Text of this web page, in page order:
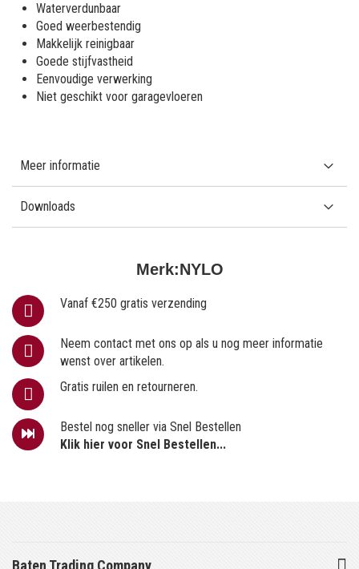
Merk:NYLO
Vanaf €250 gratis verzending
Neem contact met ons op als u nog meer informatie
wenst over artikelen.
Gratis ruilen en retourneren.
Bestel nog sneller via Snel Bestellen
Klik hier voor Snel Bestellen...
Waterverdunbaar
Goed weerbestendig
Makkelijk reinigbaar
Goede stijfvastheid
Eenvoudige verwerking
Niet geschikt voor garagevloeren
Meer informatie
Downloads
Baten Trading Company